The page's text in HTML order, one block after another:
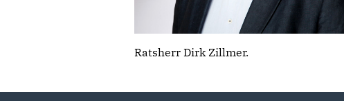
Ratsherr Dirk Zillmer.